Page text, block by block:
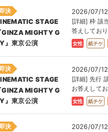
決
STAGE
GINZA MIGHTY G
』東京公演
2026/07/
[詳細] 枠 該
答えしてお
女性 紙チケ
決
STAGE
GINZA MIGHTY G
』東京公演
2026/07/
[詳細] 先行
お答えして
女性 紙チケ
即決 2026/07/